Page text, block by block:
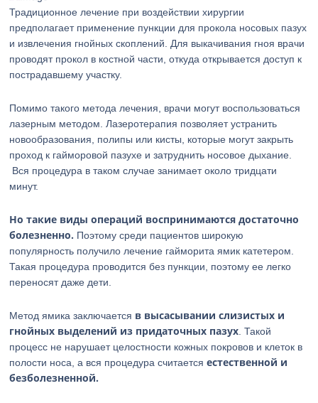
Традиционное лечение при воздействии хирургии
предполагает применение пункции для прокола носовых пазух
и извлечения гнойных скоплений. Для выкачивания гноя врачи
проводят прокол в костной части, откуда открывается доступ к
пострадавшему участку.
Помимо такого метода лечения, врачи могут воспользоваться
лазерным методом. Лазеротерапия позволяет устранить
новообразования, полипы или кисты, которые могут закрыть
проход к гайморовой пазухе и затруднить носовое дыхание.
Вся процедура в таком случае занимает около тридцати
минут.
Но такие виды операций воспринимаются достаточно
болезненно. Поэтому среди пациентов широкую
популярность получило лечение гайморита ямик катетером.
Такая процедура проводится без пункции, поэтому ее легко
переносят даже дети.
Метод ямика заключается в высасывании слизистых и
гнойных выделений из придаточных пазух . Такой
процесс не нарушает целостности кожных покровов и клеток в
полости носа, а вся процедура считаетсяестественной и
безболезненной.